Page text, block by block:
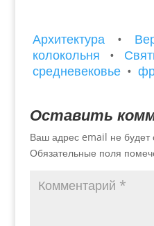
Архитектура •
колокольня
•
средневековье •
Оставить
Ваш адрес email не будет
Обязательные поля